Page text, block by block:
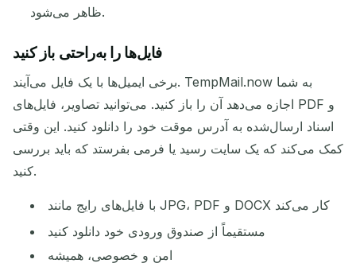
ظاهر می‌شود.
فایل‌ها را به‌راحتی باز کنید
برخی ایمیل‌ها با یک فایل می‌آیند. TempMail.now به شما
اجازه می‌دهد آن را باز کنید. می‌توانید تصاویر، فایل‌های PDF و
اسناد ارسال‌شده به آدرس موقت خود را دانلود کنید. این وقتی
کمک می‌کند که یک سایت رسید یا فرمی بفرستد که باید بررسی
کنید.
با فایل‌های رایج مانند JPG، PDF و DOCX کار می‌کند
مستقیماً از صندوق ورودی خود دانلود کنید
امن و خصوصی، همیشه